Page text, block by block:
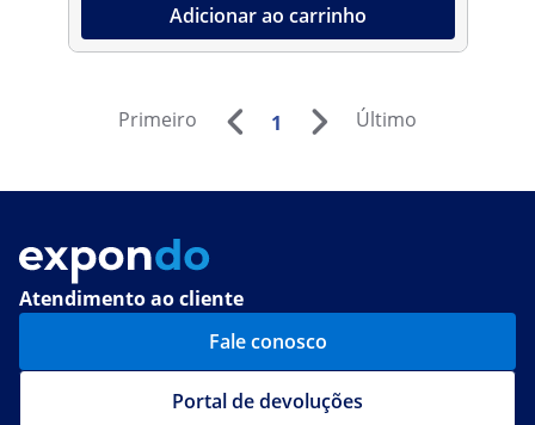
Adicionar ao carrinho
Primeiro 1 Último
Atendimento ao cliente
Fale conosco
Portal de devoluções